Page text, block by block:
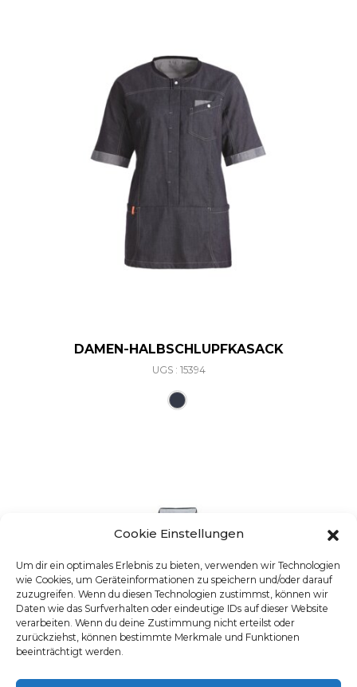
Cookie Einstellungen
Um dir ein optimales Erlebnis zu bieten, verwenden wir Technologien
wie Cookies, um Geräteinformationen zu speichern und/oder darauf
zuzugreifen. Wenn du diesen Technologien zustimmst, können wir
Daten wie das Surfverhalten oder eindeutige IDs auf dieser Website
verarbeiten. Wenn du deine Zustimmung nicht erteilst oder
zurückziehst, können bestimmte Merkmale und Funktionen
beeinträchtigt werden.
DAMEN-HALBSCHLUPFKASACK
UGS : 15394